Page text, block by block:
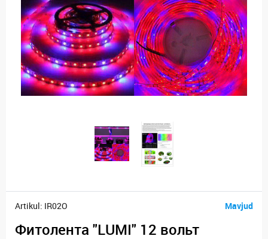
Artikul: IR02O Mavjud
Фитолента "LUMI" 12 вольт